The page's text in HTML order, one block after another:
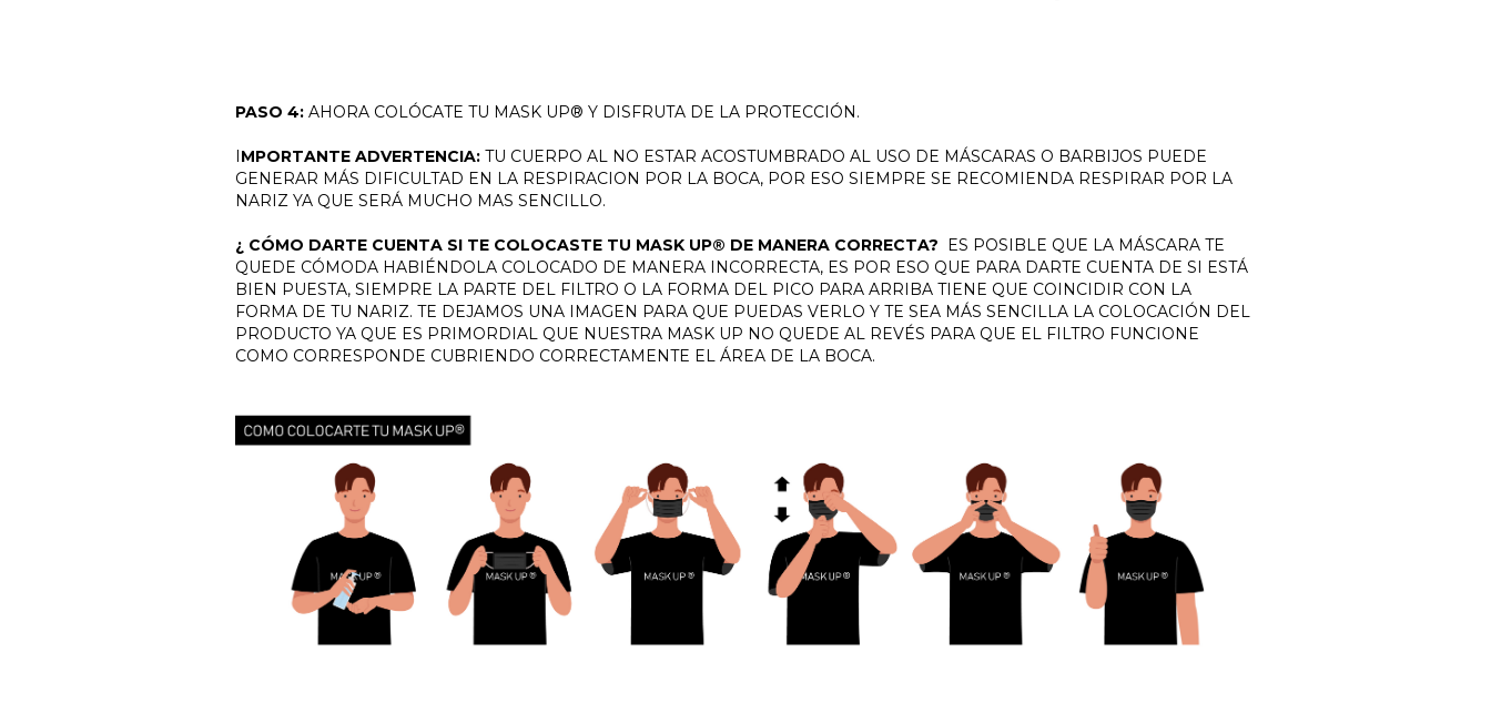
PASO 4: AHORA COLÓCATE TU MASK UP® Y DISFRUTA DE LA PROTECCIÓN.
IMPORTANTE ADVERTENCIA: TU CUERPO AL NO ESTAR ACOSTUMBRADO AL USO DE MÁSCARAS O BARBIJOS PUEDE
GENERAR MÁS DIFICULTAD EN LA RESPIRACION POR LA BOCA, POR ESO SIEMPRE SE RECOMIENDA RESPIRAR POR LA
NARIZ YA QUE SERÁ MUCHO MAS SENCILLO.
¿ CÓMO DARTE CUENTA SI TE COLOCASTE TU MASK UP® DE MANERA CORRECTA? ES POSIBLE QUE LA MÁSCARA TE
QUEDE CÓMODA HABIÉNDOLA COLOCADO DE MANERA INCORRECTA, ES POR ESO QUE PARA DARTE CUENTA DE SI ESTÁ
BIEN PUESTA, SIEMPRE LA PARTE DEL FILTRO O LA FORMA DEL PICO PARA ARRIBA TIENE QUE COINCIDIR CON LA
FORMA DE TU NARIZ. TE DEJAMOS UNA IMAGEN PARA QUE PUEDAS VERLO Y TE SEA MÁS SENCILLA LA COLOCACIÓN DEL
PRODUCTO YA QUE ES PRIMORDIAL QUE NUESTRA MASK UP NO QUEDE AL REVÉS PARA QUE EL FILTRO FUNCIONE
COMO CORRESPONDE CUBRIENDO CORRECTAMENTE EL ÁREA DE LA BOCA.